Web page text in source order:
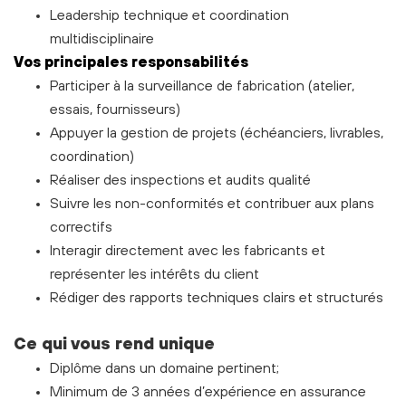
Leadership technique et coordination
multidisciplinaire
Vos principales responsabilités
Participer à la surveillance de fabrication (atelier,
essais, fournisseurs)
Appuyer la gestion de projets (échéanciers, livrables,
coordination)
Réaliser des inspections et audits qualité
Suivre les non-conformités et contribuer aux plans
correctifs
Interagir directement avec les fabricants et
représenter les intérêts du client
Rédiger des rapports techniques clairs et structurés
Ce qui vous rend unique
Diplôme dans un domaine pertinent;
Minimum de 3 années d’expérience en assurance